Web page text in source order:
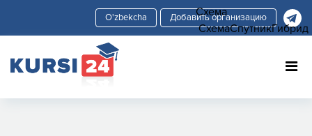
Добавить организацию
Схема
СхемаСпутникГибрид